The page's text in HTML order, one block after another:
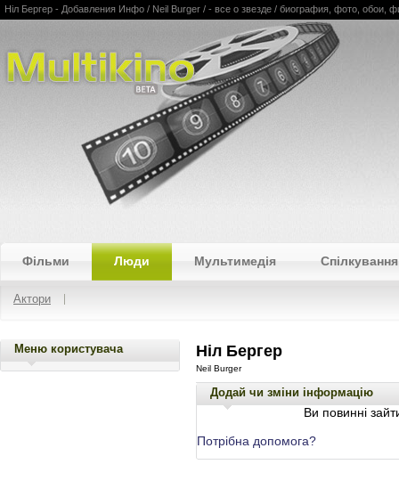
Multikino
Ніл Бергер - Добавления Инфо / Neil Burger / - все о звезде / биография, фото, обои,
Фільми Люди Мультимедія Спілкування
Актори
Меню користувача Ніл Бергер
Neil Burger
Додай чи зміни інформацію
Ви повинні
Потрібна допомога?